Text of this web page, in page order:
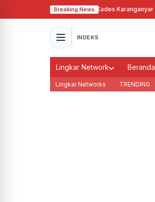
Breaking News
Tanah Bengkok, Kades Karanganyar
INDEKS
Lingkar Network Beranda
Lingkar Networks TRENDING